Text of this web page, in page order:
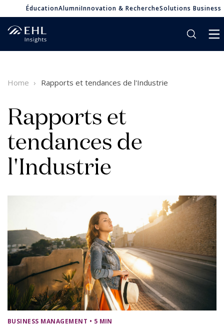
ÉducationAlumniInnovation & RechercheSolutions Business
Home Rapports et tendances de l'Industrie
Rapports et
tendances de
l'Industrie
BUSINESS MANAGEMENT • 5 MIN